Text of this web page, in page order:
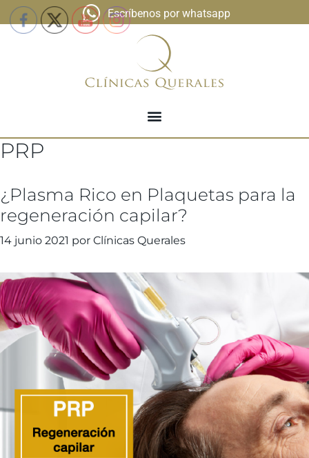
Escríbenos por whatsapp
PRP
¿Plasma Rico en Plaquetas para la
regeneración capilar?
14 junio 2021 por Clínicas Querales